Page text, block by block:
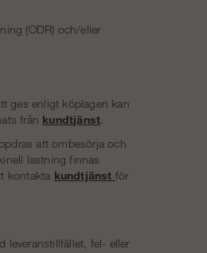
(ODR) och/eller
ges enligt köplagen kan
från kundtjänst
att ombesörja och
lastning finnas
kontakta kundtjänst för
leveranstillfället, fel- eller